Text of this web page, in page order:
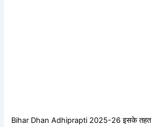
Bihar Dhan Adhiprapti 2025-26 इसके तहत